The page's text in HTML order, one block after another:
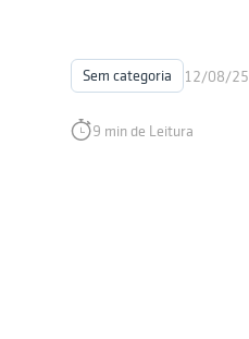
Sem categoria 12/08/25
9 min de Leitura